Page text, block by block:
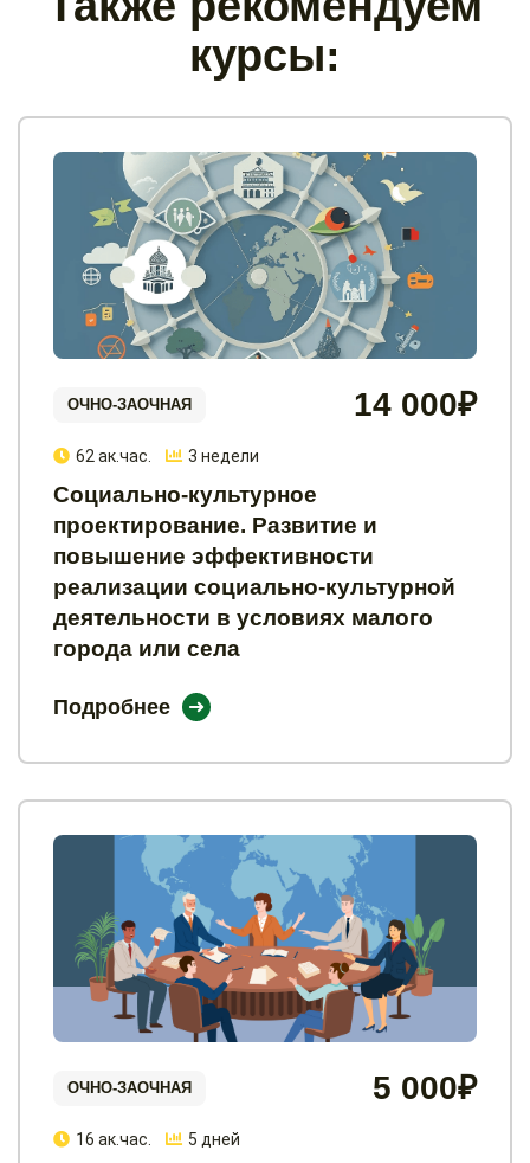
курсы:
ОЧНО-ЗАОЧНАЯ 14 000₽
62 ак.час. 3 недели
Социально-культурное
проектирование. Развитие и
повышение эффективности
реализации социально-культурной
деятельности в условиях малого
города или села
Подробнее
ОЧНО-ЗАОЧНАЯ 5 000₽
16 ак.час. 5 дней